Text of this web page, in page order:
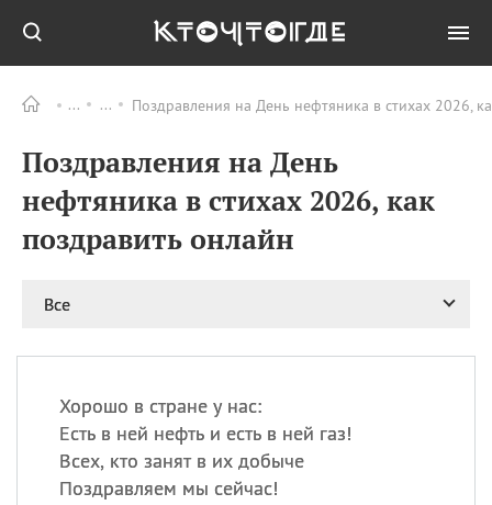
Поздравления на День нефтяника в стихах 2026,
Поздравления на День
нефтяника в стихах 2026, как
поздравить онлайн
Все
Хорошо в стране у нас:
Есть в ней нефть и есть в ней газ!
Всех, кто занят в их добыче
Поздравляем мы сейчас!
ПРАЗДНИКИ Все
06.08
Преображение
Господне у западных
христиан
06.08 День памяти
07.08 День ассирийских
07.08
маяка
07.08 Годовщина битвы при